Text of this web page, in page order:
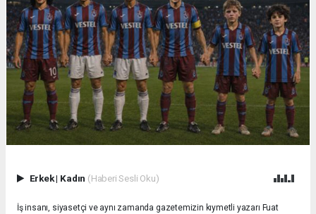
Erkek| Kadın (Haberi Sesli Oku)
İş insanı, siyasetçi ve aynı zamanda gazetemizin kıymetli yazarı Fuat